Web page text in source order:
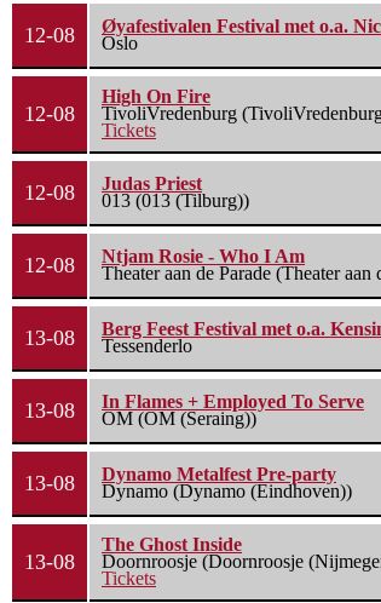
12-08
Øyafestivalen Festival met o.a.
Oslo
12-08
High On Fire
TivoliVredenburg
Tickets
12-08
Judas Priest
013 (013 (Tilburg))
12-08
Ntjam Rosie - Who I Am
Theater aan de Parade (Theater
13-08
Berg Feest Festival met o.a.
Tessenderlo
13-08
In Flames + Employed To Serve
OM (OM (Seraing))
13-08
Dynamo Metalfest Pre-party
Dynamo (Dynamo (Eindhoven))
13-08
The Ghost Inside
Doornroosje (Doornroosje
Tickets